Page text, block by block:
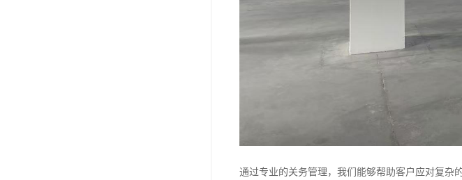
通过专业的关务管理，我们能够帮助客户应对复杂